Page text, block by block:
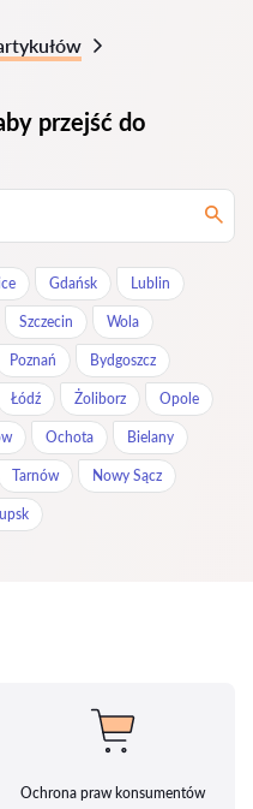
przejść do
Gdańsk Lublin
Szczecin Wola
Poznań Bydgoszcz
Łódź Żoliborz Opole
Ochota Bielany
Tarnów Nowy Sącz
Ochrona praw konsumentów